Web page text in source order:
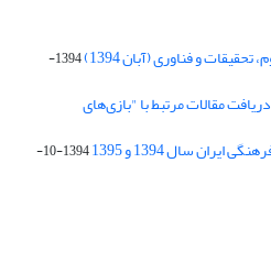
و فناوری (آبان 1394)
1394-
سال 1395 برای دریافت مقالات مرتبط با "بازی‌های
سال 1394 و 1395
1394-10-